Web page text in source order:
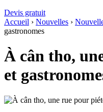
Devis gratuit
Accueil › Nouvelles ›
gastronomes
À cân tho,
et